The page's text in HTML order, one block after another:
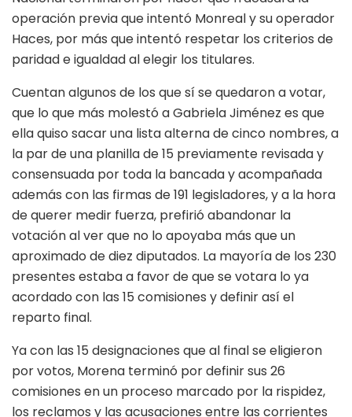
operación previa que intentó Monreal y su operador
Haces, por más que intentó respetar los criterios de
paridad e igualdad al elegir los titulares.
Cuentan algunos de los que sí se quedaron a votar,
que lo que más molestó a Gabriela Jiménez es que
ella quiso sacar una lista alterna de cinco nombres, a
la par de una planilla de 15 previamente revisada y
consensuada por toda la bancada y acompañada
además con las firmas de 191 legisladores, y a la hora
de querer medir fuerza, prefirió abandonar la
votación al ver que no lo apoyaba más que un
aproximado de diez diputados. La mayoría de los 230
presentes estaba a favor de que se votara lo ya
acordado con las 15 comisiones y definir así el
reparto final.
Ya con las 15 designaciones que al final se eligieron
por votos, Morena terminó por definir sus 26
comisiones en un proceso marcado por la rispidez,
los reclamos y las acusaciones entre las corrientes